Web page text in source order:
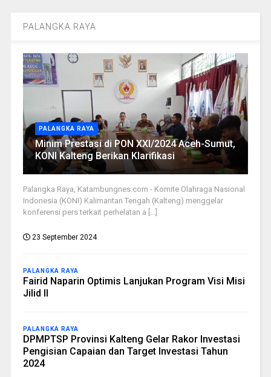
PALANGKA RAYA
PALANGKA RAYA
Minim Prestasi di PON XXI/2024 Aceh-Sumut,
KONI Kalteng Berikan Klarifikasi
Palangka Raya, Katambungnes.com - Komite Olahraga Nasional
Indonesia (KONI) Kalimantan Tengah (Kalteng) menggelar
konferensi pers terkait perhelatan a [...]
23 September 2024
PALANGKA RAYA
Fairid Naparin Optimis Lanjukan Program Visi Misi
Jilid II
PALANGKA RAYA
DPMPTSP Provinsi Kalteng Gelar Rakor Investasi
Pengisian Capaian dan Target Investasi Tahun
2024